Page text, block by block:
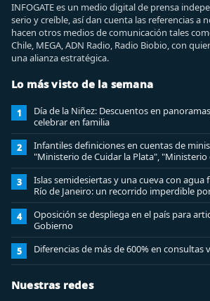
INFOGATE es un medio digital de prensa
serio y creíble, así dan cuenta las referencias a
hacen otros medios de comunicación tales
Chile, MEGA, ADN Radio, Radio Biobio, con
una alianza estratégica.
Lo más visto de la semana
1
Día de la Niñez: Descuentos en
celebrar en familia
2
Infantiles definiciones en cuentas de
"Ministerio de Cuidar la Plata", "Ministerio
3
Islas semidesiertas y una cueva con agua
Río de Janeiro: un recorrido imperdible
4
Oposición se despliega en el país para
Gobierno
5 Diferencias de más de 600% en consultas
Nuestras redes